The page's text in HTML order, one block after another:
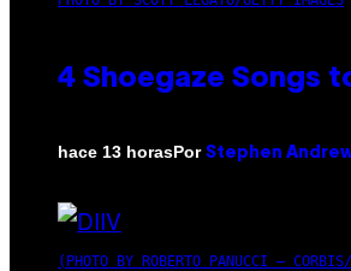
4 Shoegaze Songs
hace 13 horasPor Stephen
(PHOTO BY ROBERTO PANUCCI –